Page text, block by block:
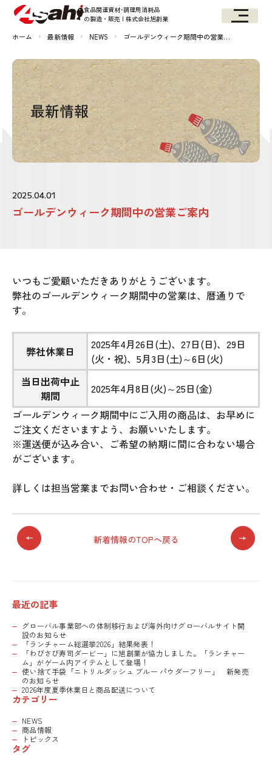
食品関連資材･調理用消耗品
の製造・販売 | 株式会社旭創業
ホーム 最新情報 NEWS ゴールデンウィーク期間中の営業…
最新情報
2025.04.01
ゴールデンウィーク期間中の営業ご案内
最近の記事
グローバル事業部への体制移行および海外向けグローバルサイト開
設のお知らせ
「ランチャーム総選挙2026」結果発表！
「わびさび寿司ダービー」に旭創業が協力しました。「ランチャー
ム」がゲーム内アイテムとして登場！
使い捨て手袋「ニトリルダッシュ ブルー パウダーフリー」 新発売
のお知らせ
2026年度夏季休業日と商品配送について
カテゴリー
NEWS
商品情報
トピックス
タグ
いつもご愛顧いただきありがとうございます。
弊社のゴールデンウィーク期間中の営業は、暦通りで
す。
弊社休業日
2025年4月26日(土)、27日(日)、29日
(火・祝)、5月3日(土)～6日(火)
当日出荷中止
期間
2025年4月8日(火)～25日(金)
ゴールデンウィーク期間中にご入用の商品は、お早めに
ご注文くださいますよう、お願いいたします。
※運送便が込み合い、ご希望の納期に間に合わない場合
がございます。
詳しくは担当営業までお問い合わせ・ご相談ください。
新着情報のTOPへ戻る